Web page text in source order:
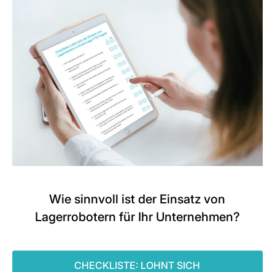
Wie sinnvoll ist der Einsatz von
Lagerrobotern für Ihr Unternehmen?
CHECKLISTE: LOHNT SICH